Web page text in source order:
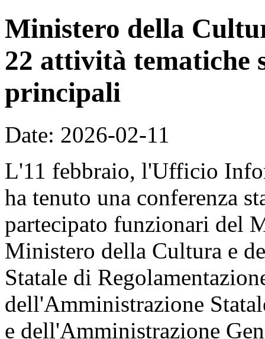
Ministero della
22 attività tematiche
principali
Date: 2026-02-11
L'11 febbraio, l'Ufficio
ha tenuto una conferenza
partecipato funzionari del
Ministero della Cultura e
Statale di
dell'Amministrazione
e dell'Amministrazione